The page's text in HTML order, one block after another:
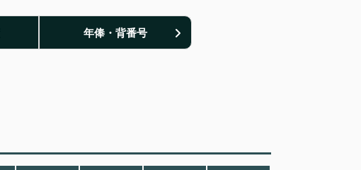
年俸・背番号